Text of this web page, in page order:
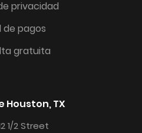
privacidad
de pagos
gratuita
Houston, TX
1/2 Street